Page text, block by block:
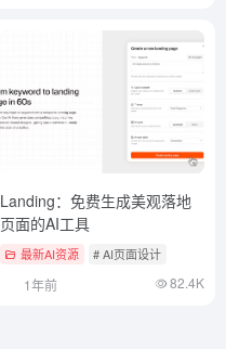
Landing：免费生成美观落地
页面的AI工具
最新AI资源 # AI页面设计
1年前 82.4K